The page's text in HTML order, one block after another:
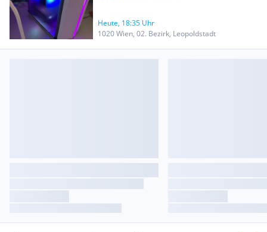
OC + ASROCK GAMING A620
MAINBOARD MIT 16 GB DDR5
+ COOLER GAMING EDITION +
TOP 512GB SSD + WEISS
Heute, 18:35 Uhr
1020 Wien, 02. Bezirk, Leopoldstadt